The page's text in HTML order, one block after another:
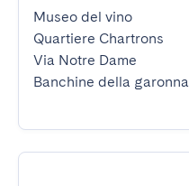
Museo del vino
Quartiere Chartrons
Via Notre Dame
Banchine della garonna